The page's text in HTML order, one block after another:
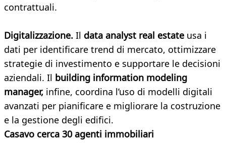
contrattuali.
Digitalizzazione. Il data analyst real estate usa i
dati per identificare trend di mercato, ottimizzare
strategie di investimento e supportare le decisioni
aziendali. Il building information modeling
manager, infine, coordina l’uso di modelli digitali
avanzati per pianificare e migliorare la costruzione
e la gestione degli edifici.
Casavo cerca 30 agenti immobiliari